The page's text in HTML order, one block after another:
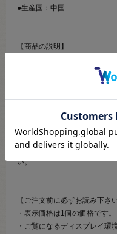
●生産国：中国
【商品の説明】
コンパクトなサイズでコーン
毛糸の大きさによって2段積
すべり止め付きなので安定感
【ご注意】
木製なので多少の傷や汚れな
い。
【ご注文前に必ずお読み下さい
・表示価格は1個の価格です。
・ご覧になるディスプレイ環